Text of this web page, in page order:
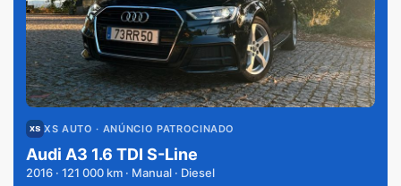
XS AUTO · ANÚNCIO PATROCINADO
Audi A3 1.6 TDI S-Line
2016 · 121 000 km · Manual · Diesel